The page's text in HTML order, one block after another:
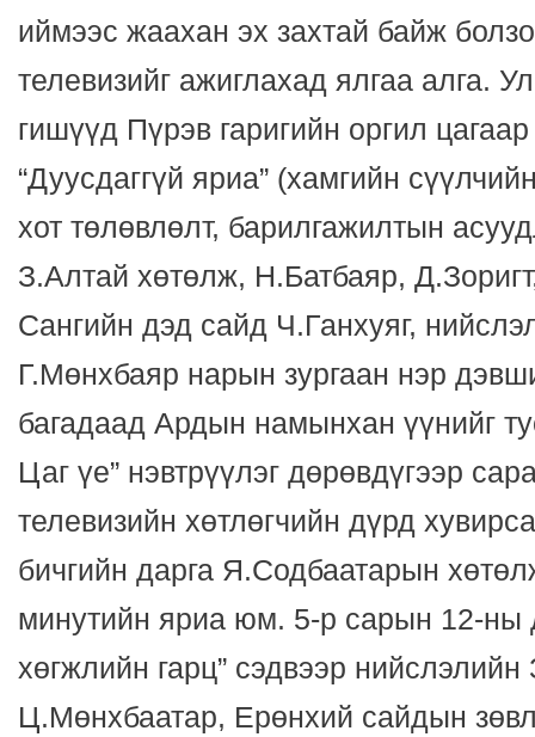
иймээс жаахан эх захтай байж
телевизийг ажиглахад ялгаа алга.
гишүүд Пүрэв гаригийн оргил
“Дуусдаггүй яриа” (хамгийн
хот төлөвлөлт, барилгажилтын
З.Алтай хөтөлж, Н.Батбаяр,
Сангийн дэд сайд Ч.Ганхуяг,
Г.Мөнхбаяр нарын зургаан нэр
багадаад Ардын намынхан үүнийг
Цаг үе” нэвтрүүлэг дөрөвдүгээр
телевизийн хөтлөгчийн дүрд
бичгийн дарга Я.Содбаатарын
минутийн яриа юм. 5-р сарын 12-ны
хөгжлийн гарц” сэдвээр нийслэлийн
Ц.Мөнхбаатар, Ерөнхий сайдын